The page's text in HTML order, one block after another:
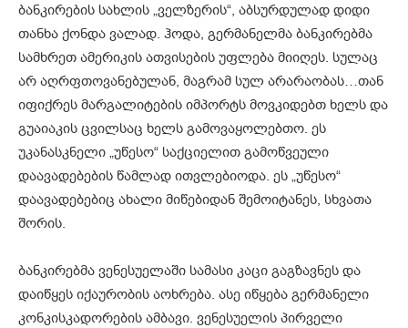
ბანკირების სახლის „ველზერის“, აბსურდულად დიდი
თანხა ქონდა ვალად. ჰოდა, გერმანელმა ბანკირებმა
სამხრეთ ამერიკის ათვისების უფლება მიიღეს. სულაც
არ აღრფთოვანებულან, მაგრამ სულ არარაობას…თან
იფიქრეს მარგალიტების იმპორტს მოვკიდებთ ხელს და
გუაიაკის ცვილსაც ხელს გამოვაყოლებთო. ეს
უკანასკნელი „უწესო“ საქციელით გამოწვეული
დაავადებების წამლად ითვლებიოდა. ეს „უწესო“
დაავადებებიც ახალი მიწებიდან შემოიტანეს, სხვათა
შორის.
ბანკირებმა ვენესუელაში სამასი კაცი გაგზავნეს და
დაიწყეს იქაურობის აოხრება. ასე იწყება გერმანელი
კონკისკადორების ამბავი. ვენესუელის პირველი